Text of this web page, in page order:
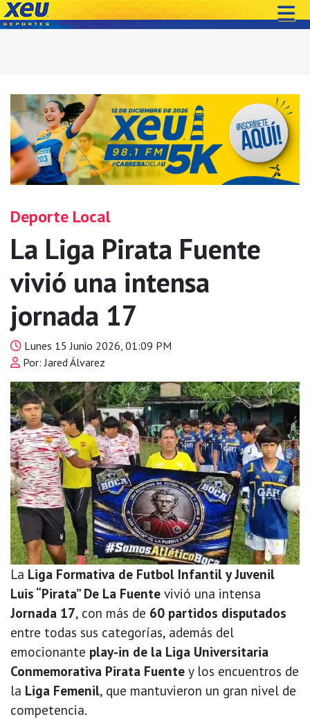
Deporte Local
La Liga Pirata Fuente
vivió una intensa
jornada 17
Lunes 15 Junio 2026, 01:09 PM
Por: Jared Álvarez
La Liga Formativa de Futbol Infantil y Juvenil
Luis “Pirata” De La Fuente vivió una intensa
Jornada 17, con más de 60 partidos disputados
entre todas sus categorías, además del
emocionante play-in de la Liga Universitaria
Conmemorativa Pirata Fuente y los encuentros de
la Liga Femenil, que mantuvieron un gran nivel de
competencia.